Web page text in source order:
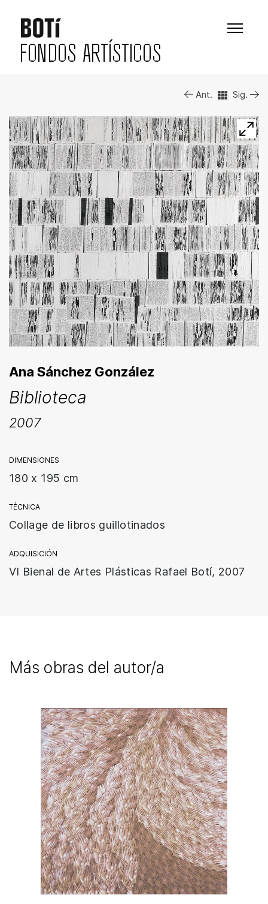
FONDOS ARTÍSTICOS
Ant. Sig.
Ana Sánchez González
Biblioteca
2007
DIMENSIONES
180 x 195 cm
TÉCNICA
Collage de libros guillotinados
ADQUISICIÓN
VI Bienal de Artes Plásticas Rafael Botí, 2007
Más obras del autor/a